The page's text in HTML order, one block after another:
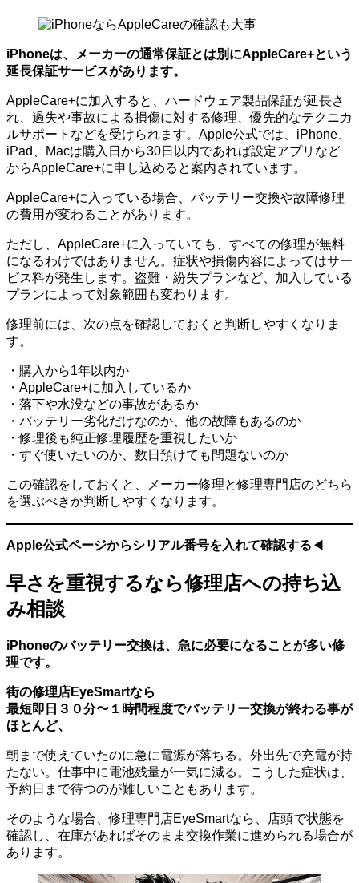
iPhoneは、メーカーの通常保証とは別にAppleCare+という
延長保証サービスがあります。
AppleCare+に加入すると、ハードウェア製品保証が延長さ
れ、過失や事故による損傷に対する修理、優先的なテクニカ
ルサポートなどを受けられます。Apple公式では、iPhone、
iPad、Macは購入日から30日以内であれば設定アプリなど
からAppleCare+に申し込めると案内されています。
AppleCare+に入っている場合、バッテリー交換や故障修理
の費用が変わることがあります。
ただし、AppleCare+に入っていても、すべての修理が無料
になるわけではありません。症状や損傷内容によってはサー
ビス料が発生します。盗難・紛失プランなど、加入している
プランによって対象範囲も変わります。
修理前には、次の点を確認しておくと判断しやすくなりま
す。
・購入から1年以内か
・AppleCare+に加入しているか
・落下や水没などの事故があるか
・バッテリー劣化だけなのか、他の故障もあるのか
・修理後も純正修理履歴を重視したいか
・すぐ使いたいのか、数日預けても問題ないのか
この確認をしておくと、メーカー修理と修理専門店のどちら
を選ぶべきか判断しやすくなります。
Apple公式ページからシリアル番号を入れて確認する ◀︎
早さを重視するなら修理店への持ち込
み相談
iPhoneのバッテリー交換は、急に必要になることが多い修
理です。
街の修理店EyeSmartなら
最短即日３０分〜１時間程度でバッテリー交換が終わる事が
ほとんど、
朝まで使えていたのに急に電源が落ちる。外出先で充電が持
たない。仕事中に電池残量が一気に減る。こうした症状は、
予約日まで待つのが難しいこともあります。
そのような場合、修理専門店EyeSmartなら、店頭で状態を
確認し、在庫があればそのまま交換作業に進められる場合が
あります。